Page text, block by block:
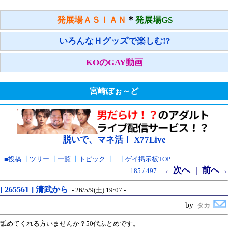
発展場ＡＳＩＡＮ ＊ 発展場GS
いろんなＨグッズで楽しむ!?
KOのGAY動画
宮崎ぼぉ～ど
脱いで、マネ活！ X77Live
■投稿 ツリー 一覧 トピック
ゲイ掲示板TOP
185 / 497
←次へ｜ 前へ→
[ 265561 ] 清武から - 26/5/9(土) 19:07 -
by タカ
舐めてくれる方いませんか？50代ふとめです。